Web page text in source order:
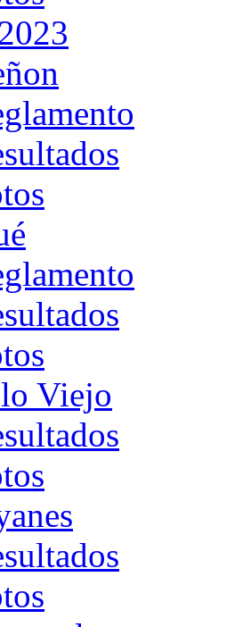
Viejo